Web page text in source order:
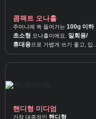
콤팩트 오나홀
주머니에 쏙 들어가는 100g 이하
초소형 오나홀이에요. 일회용/
휴대용으로 가볍게 쓰기 좋고, 입문
·서브용으로도 딱 좋아요.
핸디형 미디엄
가장 대중적인 핸디형